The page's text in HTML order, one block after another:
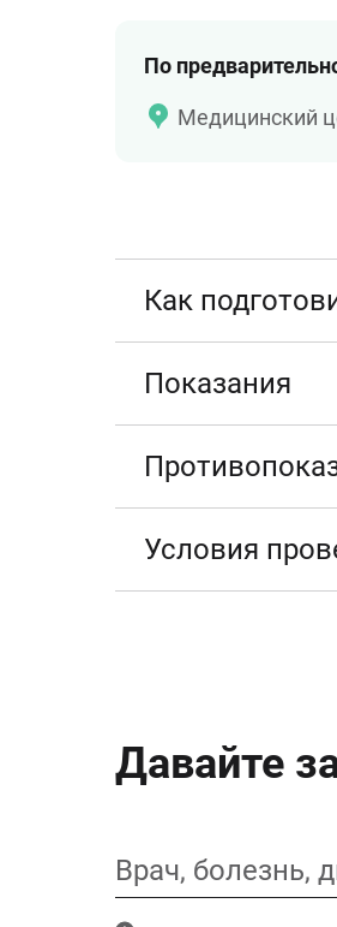
По
Медицинский
Как
Показания
Условия
Давайте
Врач, болезнь,